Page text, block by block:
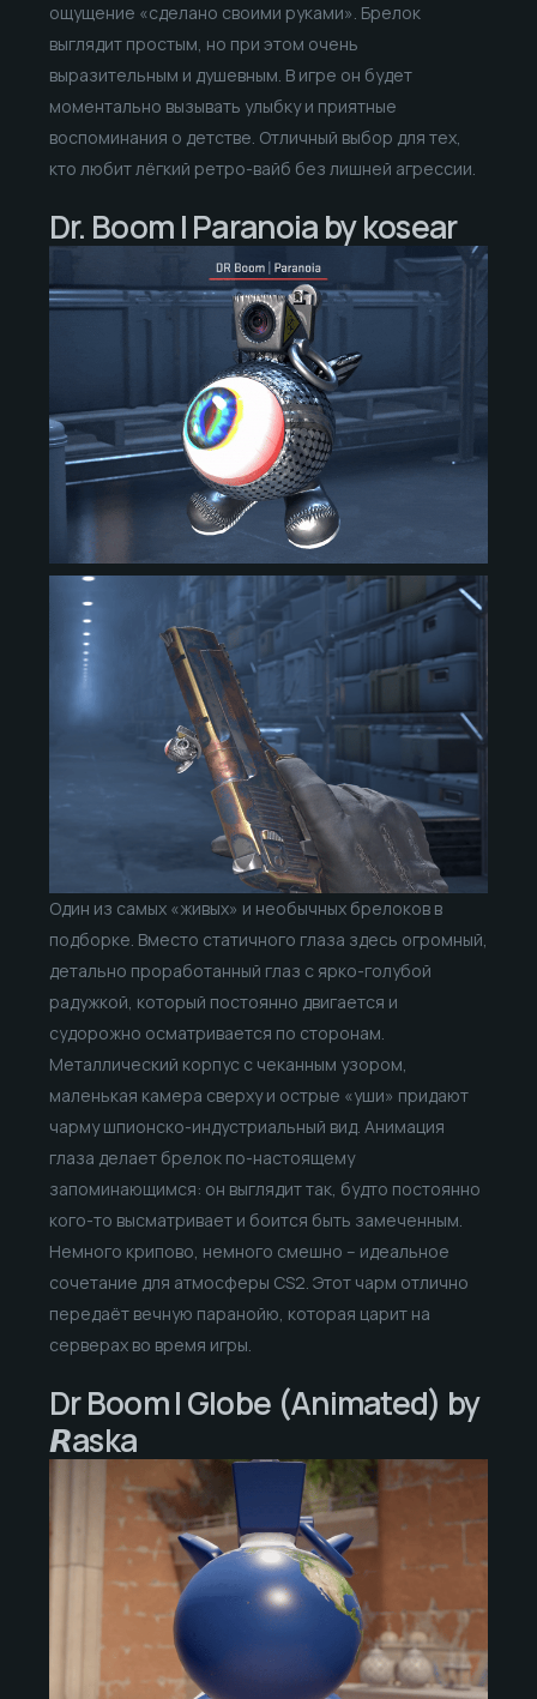
ощущение «сделано своими руками». Брелок
выглядит простым, но при этом очень
выразительным и душевным. В игре он будет
моментально вызывать улыбку и приятные
воспоминания о детстве. Отличный выбор для тех,
кто любит лёгкий ретро-вайб без лишней агрессии.
Dr. Boom | Paranoia by kosear
Один из самых «живых» и необычных брелоков в
подборке. Вместо статичного глаза здесь огромный,
детально проработанный глаз с ярко-голубой
радужкой, который постоянно двигается и
судорожно осматривается по сторонам.
Металлический корпус с чеканным узором,
маленькая камера сверху и острые «уши» придают
чарму шпионско-индустриальный вид. Анимация
глаза делает брелок по-настоящему
запоминающимся: он выглядит так, будто постоянно
кого-то высматривает и боится быть замеченным.
Немного крипово, немного смешно – идеальное
сочетание для атмосферы CS2. Этот чарм отлично
передаёт вечную паранойю, которая царит на
серверах во время игры.
Dr Boom | Globe (Animated) by
𝙍aska